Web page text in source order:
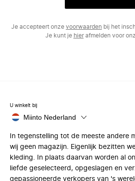
Je accepteert onze voorwaarden bij het
Je kunt je hierafmelden voor
U winkelt bij
Miinto Nederland
In tegenstelling tot de meeste andere
wij geen magazijn. Eigenlijk bezitten
kleding. In plaats daarvan worden al
liefde geselecteerd, opgeslagen en
gepassioneerde verkopers van 's